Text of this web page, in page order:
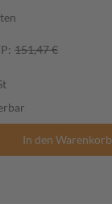
151,47 €
In den Warenkorb